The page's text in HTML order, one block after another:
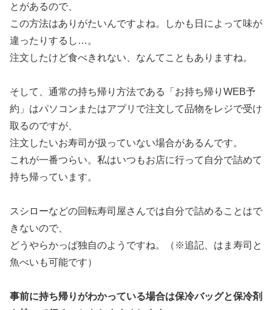
とがあるので、
この方法はありがたいんですよね。しかも日によって味が
違ったりするし…。
注文したけど食べきれない、なんてこともありますね。
そして、通常の持ち帰り方法である「お持ち帰りWEB予
約」はパソコンまたはアプリで注文して品物をレジで受け
取るのですが、
注文したいお寿司が扱っていない場合があるんです。
これが一番つらい。私はいつもお店に行って自分で詰めて
持ち帰っています。
スシローなどの回転寿司屋さんでは自分で詰めることはで
きないので、
どうやらかっぱ独自のようですね。（※追記、はま寿司と
魚べいも可能です）
事前に持ち帰りがわかっている場合は保冷バッグと保冷剤